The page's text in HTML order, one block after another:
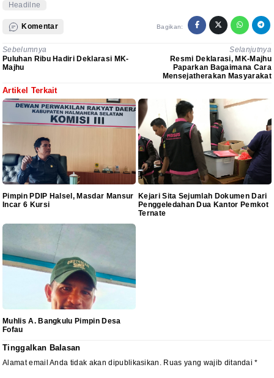
Headilne
Komentar Bagikan:
Sebelumnya
Puluhan Ribu Hadiri Deklarasi MK-
Majhu
Selanjutnya
Resmi Deklarasi, MK-Majhu
Paparkan Bagaimana Cara
Mensejatherakan Masyarakat
Artikel Terkait
Pimpin PDIP Halsel, Masdar Mansur
Incar 6 Kursi
Kejari Sita Sejumlah Dokumen Dari
Penggeledahan Dua Kantor Pemkot
Ternate
Muhlis A. Bangkulu Pimpin Desa
Fofau
Tinggalkan Balasan
Alamat email Anda tidak akan dipublikasikan. Ruas yang wajib ditandai*